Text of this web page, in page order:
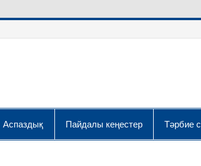
Аспаздық Пайдалы кеңестер Тәрбие